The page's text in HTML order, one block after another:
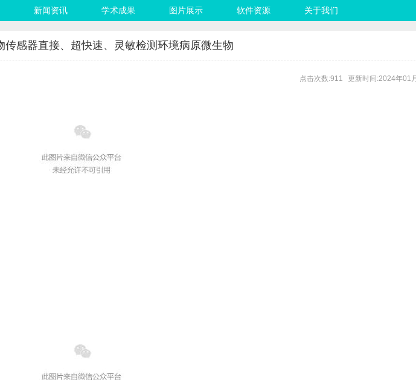
新闻资讯 学术成果 图片展示 软件资源 关于我们
传感器直接、超快速、灵敏检测环境病原微生物
点击次数:911 更新时间:2024年01